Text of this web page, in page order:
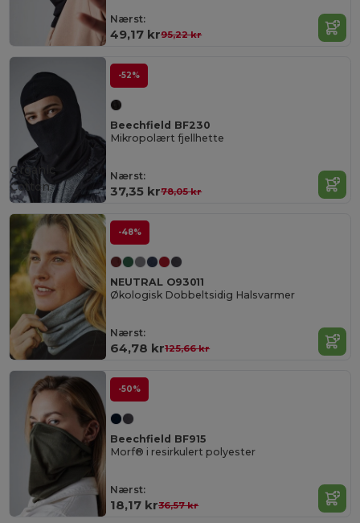
Nærst:
49,17 kr95,22 kr
-52%
Beechfield BF230
Mikropolært fjellhette
Nærst:
37,35 kr78,05 kr
Organic
Cotton
-48%
NEUTRAL O93011
Økologisk Dobbeltsidig Halsvarmer
Nærst:
64,78 kr125,66 kr
-50%
Beechfield BF915
Morf® i resirkulert polyester
Nærst:
18,17 kr36,57 kr